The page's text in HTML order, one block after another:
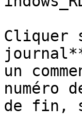
Cliquer
un
numéro
de fin,